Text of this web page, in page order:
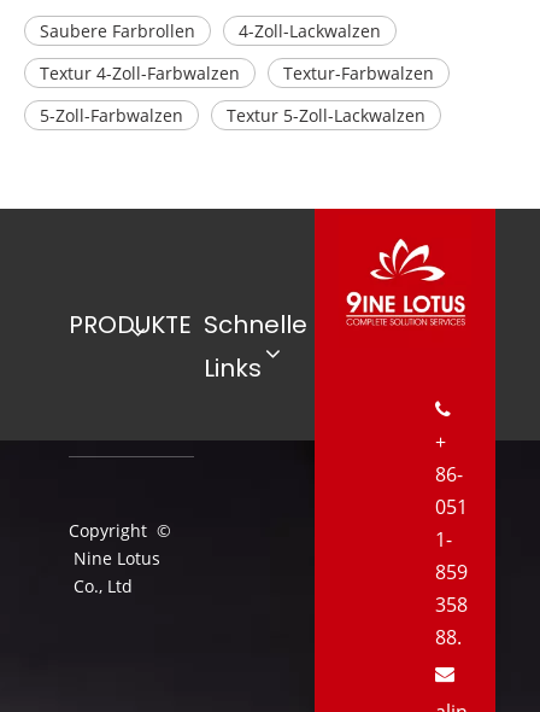
Saubere Farbrollen
4-Zoll-Lackwalzen
Textur 4-Zoll-Farbwalzen
Textur-Farbwalzen
5-Zoll-Farbwalzen
Textur 5-Zoll-Lackwalzen
PRODUKTE Schnelle
Links
Copyright ©
Nine Lotus
Co., Ltd

+
86-
051
1-
859
358
88.
